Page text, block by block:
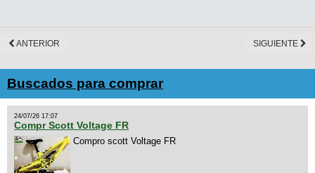
ANTERIOR SIGUIENTE
Buscados para comprar
24/07/26 17:07
Compr Scott Voltage FR
Compro scott Voltage FR